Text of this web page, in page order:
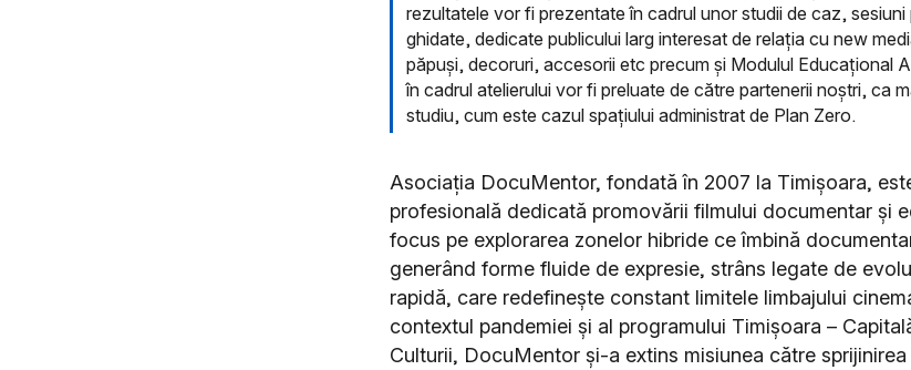
rezultatele vor fi prezentate în cadrul unor studii de caz, sesiuni
ghidate, dedicate publicului larg interesat de relația cu new
păpuși, decoruri, accesorii etc precum și Modulul Educațional
în cadrul atelierului vor fi preluate de către partenerii noștri, ca
studiu, cum este cazul spațiului administrat de Plan Zero.
Asociația DocuMentor, fondată în 2007 la Timișoara,
profesională dedicată promovării filmului documentar și
focus pe explorarea zonelor hibride ce îmbină
generând forme fluide de expresie, strâns legate de
rapidă, care redefinește constant limitele limbajului
contextul pandemiei și al programului Timișoara –
Culturii, DocuMentor și-a extins misiunea către